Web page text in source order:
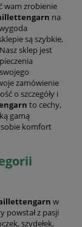
wam zrobienie
na
są szybkie,
sklep jest
zamówienie
o szczegóły i
to cechy,
gamą
komfort
w
powstał z pasji
szydełek,